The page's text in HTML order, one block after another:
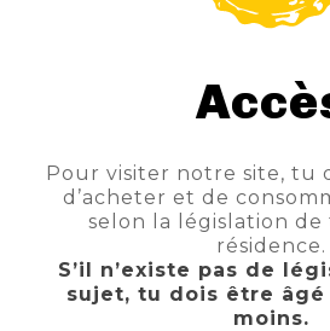
3,40 €TTC
AJOUTER AU
Pour visiter notre site, tu
d’acheter et de
selon la législation de
résidence.
S’il n’existe pas de
sujet, tu dois être âgé
moins.